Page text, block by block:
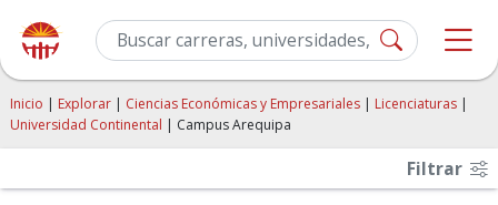
Inicio | Explorar | Ciencias Económicas y Empresariales | Licenciaturas |
Universidad Continental | Campus Arequipa
Filtrar